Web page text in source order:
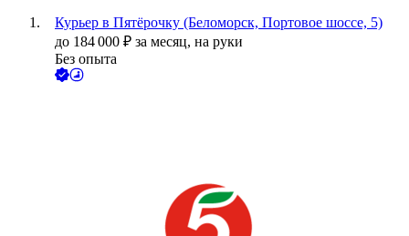
Курьер в Пятёрочку (Беломорск, Портовое шоссе, 5)
до 184 000 ₽ за месяц, на руки
Без опыта